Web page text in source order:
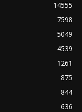
14555
7598
5049
4539
1261
875
844
636